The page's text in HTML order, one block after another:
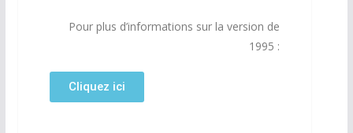
Pour plus d’informations sur la version de
1995 :
Cliquez ici